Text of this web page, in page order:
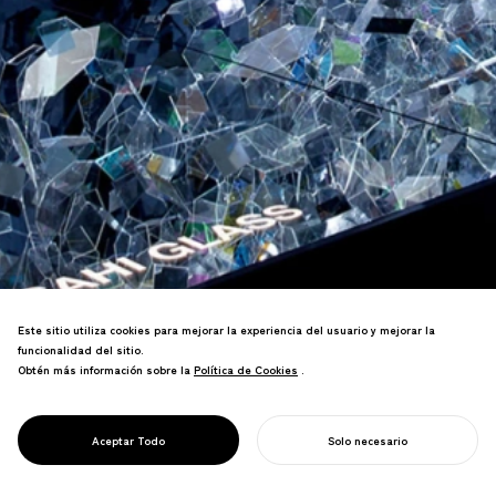
PROJECT
AMORFO
duplicó la asistencia del año anterior,
recibió múltiples premios de diseño.
Este sitio utiliza cookies para mejorar la experiencia del usuario y mejorar la
funcionalidad del sitio.
Obtén más información sobre la Política de Cookies
Política de Cookies .
Aceptar Todo Solo necesario